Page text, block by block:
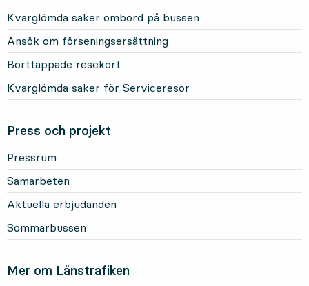
Kvarglömda saker ombord på bussen
Ansök om förseningsersättning
Borttappade resekort
Kvarglömda saker för Serviceresor
Press och projekt
Pressrum
Samarbeten
Aktuella erbjudanden
Sommarbussen
Mer om Länstrafiken